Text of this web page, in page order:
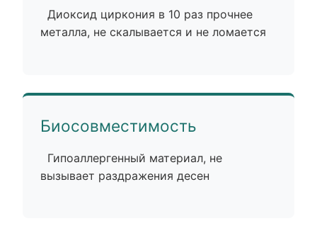
Диоксид циркония в 10 раз прочнее
металла, не скалывается и не ломается
Биосовместимость
Гипоаллергенный материал, не
вызывает раздражения десен